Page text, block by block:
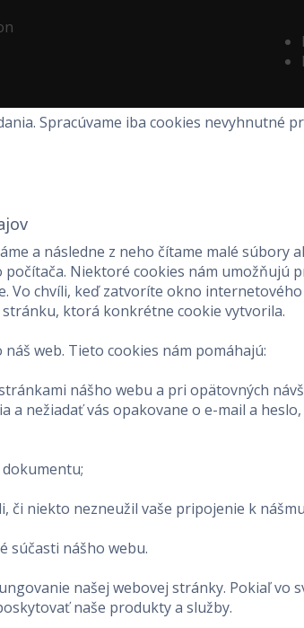
Spracúvame iba cookies nevyhnutné
a následne z neho čítame malé
Niektoré cookies nám
chvíli, keď zatvoríte okno
ktorá konkrétne cookie vytvorila.
web. Tieto cookies nám pomáhajú:
nášho webu a pri opätovných
nežiadať vás opakovane o e-mail a
či niekto nezneužil vaše pripojenie k
súčasti nášho webu.
našej webovej stránky. Pokiaľ
naše produkty a služby.